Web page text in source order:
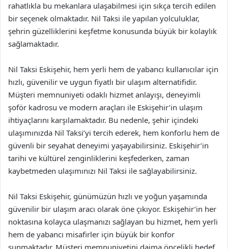
rahatlıkla bu mekanlara ulaşabilmesi için sıkça tercih edilen
bir seçenek olmaktadır. Nil Taksi ile yapılan yolculuklar,
şehrin güzelliklerini keşfetme konusunda büyük bir kolaylık
sağlamaktadır.
Nil Taksi Eskişehir, hem yerli hem de yabancı kullanıcılar için
hızlı, güvenilir ve uygun fiyatlı bir ulaşım alternatifidir.
Müşteri memnuniyeti odaklı hizmet anlayışı, deneyimli
şoför kadrosu ve modern araçları ile Eskişehir’in ulaşım
ihtiyaçlarını karşılamaktadır. Bu nedenle, şehir içindeki
ulaşımınızda Nil Taksi’yi tercih ederek, hem konforlu hem de
güvenli bir seyahat deneyimi yaşayabilirsiniz. Eskişehir’in
tarihi ve kültürel zenginliklerini keşfederken, zaman
kaybetmeden ulaşımınızı Nil Taksi ile sağlayabilirsiniz.
Nil Taksi Eskişehir, günümüzün hızlı ve yoğun yaşamında
güvenilir bir ulaşım aracı olarak öne çıkıyor. Eskişehir’in her
noktasına kolayca ulaşmanızı sağlayan bu hizmet, hem yerli
hem de yabancı misafirler için büyük bir konfor
sunmaktadır. Müşteri memnuniyetini daima öncelikli hedef